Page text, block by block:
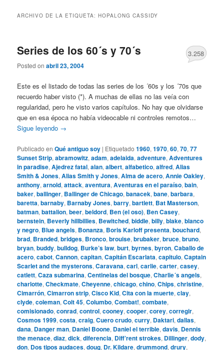
ARCHIVO DE LA ETIQUETA:HOPALONG CASSIDY
Series de los 60´s y 70´s
Posted onabril 23, 2004
3.258
Este es el listado de todas las series de los ´60s y los ´70s que
recuerdo haber visto (*). A muchas de ellas no las veía con
regularidad, pero he visto varios capítulos. No hay que olvidarse
que en esa época no había videocable ni controles remotos…
Sigue leyendo →
Publicado en Qué antiguo soy | Etiquetado 1960,1970,60,70,77
Sunset Strip,abramowitz,adam,adelaida,adventure,Adventures
in paradise,Ajedrez fatal,alan,albert,alfabetico,alfred,Alias
Smith & Jones,Alias Smith y Jones,Alma de acero,Annie Oakley,
anthony,arnold,attack,aventura,Aventuras en el paraíso,bain,
baker,ballinger, Ballinger de Chicago,banacek,bane,barbara,
baretta,barnaby, Barnaby Jones,barry,bartlett, Bat Masterson,
batman,battalion,beer,beldord, Ben (el oso), Ben Casey,
bernstein, Beverly hillbillies, Bewitched,biddle,billy,blake,blanco
y negro, Blue angels, Bonanza, Boris Karloff presenta,bouchard,
brad, Branded,bridges, Bronco,brouise,brubaker,bruce,bruno,
bryan,buddy,bulldog, Burke’s law,burt,byrnes,byron,Caballo de
acero,cabot,Cannon,capitan,Capitán Escarlata,capitulo,Captain
Scarlet and the mysterons,Caravana,carl,carlie,carter,casey,
catlett,Caza submarina,Centinelas del bosque,Charlie´s angels,
charlotte,Checkmate,Cheyenne,chicago,chino,Chips,christine,
Cimarrón,Cimarron strip,Cisco Kid,Cita con la muerte,clay,
clyde,coleman,Colt 45,Columbo,Combat!,combate,
comisionado,conrad,control,cooney,cooper,corey,corregir,
Cosmos 1999,costa,craig,Cuero crudo,curry, Daktari,dallas,
dana, Danger man, Daniel Boone, Daniel el terrible,davis, Dennis
the menace,diaz,dick,diferencia, Diff’rent strokes, Dillinger,dody,
don, Dos tipos audaces,doug, Dr. Kildare,drummond,drury,